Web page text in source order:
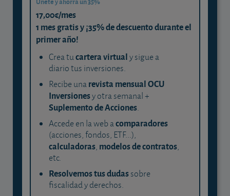
17,00€/mes
1 mes gratis y ¡35% de descuento durante el
primer año!
Crea tucartera virtualy sigue a
diario tus inversiones.
Recibe unarevista mensual OCU
Inversionesy otra semanal +
Suplemento de Acciones.
Accede en la web acomparadores
(acciones, fondos, ETF...),
calculadoras, modelos de contratos,
etc.
Resolvemos tus dudassobre
fiscalidad y derechos.